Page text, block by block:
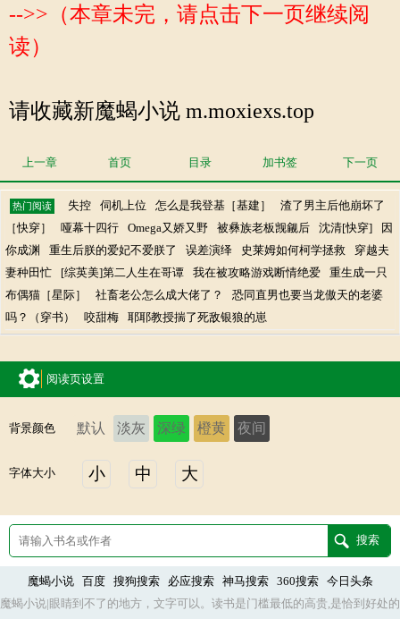
-->>（本章未完，请点击下一页继续阅
读）
请收藏新魔蝎小说 m.moxiexs.top
上一章 首页 目录 加书签 下一页
热门阅读 失控 伺机上位 怎么是我登基［基建］
渣了男主后他崩坏了
［快穿］
哑幕十四行 Omega又娇又野 被彝族老板觊觎后 沈清[快穿]
因
你成渊
重生后朕的爱妃不爱朕了 误差演绎 史莱姆如何柯学拯救
穿越夫
妻种田忙
[综英美]第二人生在哥谭 我在被攻略游戏断情绝爱
重生成一只
布偶猫［星际］
社畜老公怎么成大佬了？
恐同直男也要当龙傲天的老婆
吗？（穿书）
咬甜梅 耶耶教授揣了死敌银狼的崽
阅读页设置
背景颜色 默认 淡灰 深绿 橙黄 夜间
字体大小 小 中 大
魔蝎小说 百度 搜狗搜索 必应搜索 神马搜索 360搜索
今日头条
魔蝎小说|眼睛到不了的地方，文字可以。读书是门槛最低的高贵,是恰到好处的